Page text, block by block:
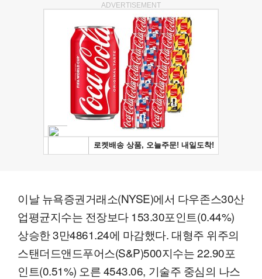
ADVERTISEMENT
이날 뉴욕증권거래소(NYSE)에서 다우존스30산
업평균지수는 전장보다 153.30포인트(0.44%)
상승한 3만4861.24에 마감했다. 대형주 위주의
스탠더드앤드푸어스(S&P)500지수는 22.90포
인트(0.51%) 오른 4543.06, 기술주 중심의 나스